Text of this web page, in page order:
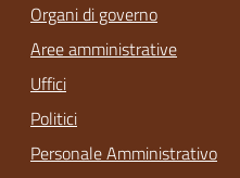
Organi di governo
Aree amministrative
Uffici
Politici
Personale Amministrativo